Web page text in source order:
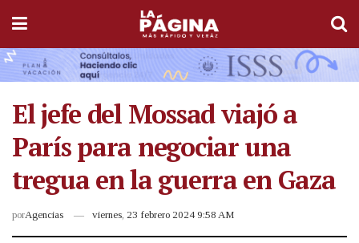
El jefe del Mossad viajó a
París para negociar una
tregua en la guerra en Gaza
porAgencias viernes, 23 febrero 2024 9:58 AM